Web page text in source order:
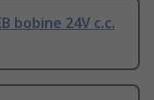
bobine 24V c.c.